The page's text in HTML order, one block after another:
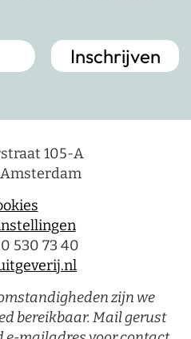
105-A
Amsterdam
530 73 40
zijn we
bereikbaar. Mail gerust